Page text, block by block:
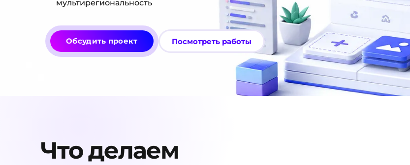
мультирегиональность
Обсудить проект Посмотреть работы
Что делаем